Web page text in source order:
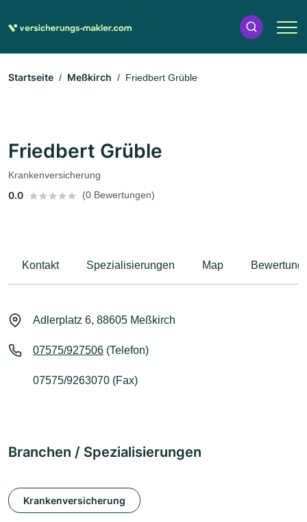
Startseite Meßkirch Friedbert Grüble
Friedbert Grüble
Krankenversicherung
0.0 (0 Bewertungen)
Kontakt Spezialisierungen Map
Adlerplatz 6, 88605 Meßkirch
07575/927506 (Telefon)
07575/9263070 (Fax)
Branchen / Spezialisierungen
Krankenversicherung